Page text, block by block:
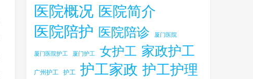
医院概况 医院简介
医院陪护 医院陪诊 厦门医院
厦门医院护工 厦门护工 女护工 家政护工
广州护工 护工 护工家政 护工护理